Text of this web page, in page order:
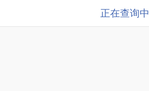
正在查询中